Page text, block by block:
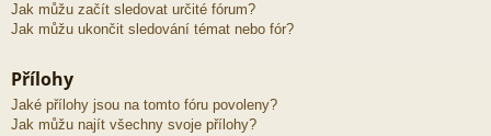
Jak můžu začít sledovat určité fórum?
Jak můžu ukončit sledování témat nebo fór?
Přílohy
Jaké přílohy jsou na tomto fóru povoleny?
Jak můžu najít všechny svoje přílohy?